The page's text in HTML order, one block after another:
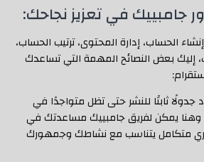
جامبييك في تعزيز نجاحك:
الحساب، إدارة المحتوى، ترتيب الحساب،
إليك بعض النصائح المهمة التي تساعدك
ثابتًا للنشر حتى تظل متواجدًا في
وهنا يمكن لفريق جامبييك مساعدتك في
متكامل يتناسب مع نشاطك وجمهورك